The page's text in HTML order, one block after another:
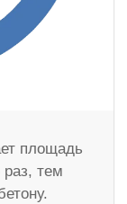
площадь
раз, тем